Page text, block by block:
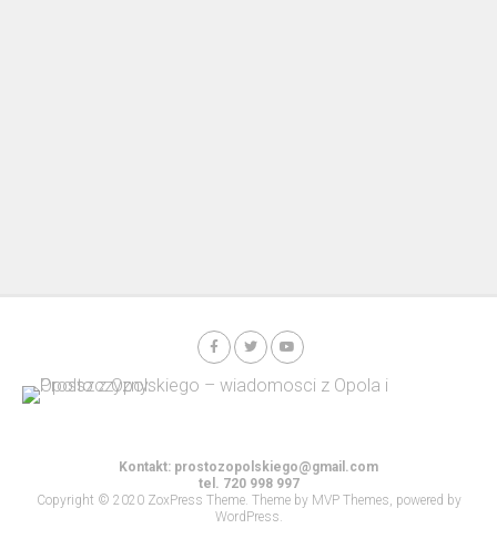
Kontakt: prostozopolskiego@gmail.com
tel. 720 998 997
Copyright © 2020 ZoxPress Theme. Theme by MVP Themes, powered by
WordPress.